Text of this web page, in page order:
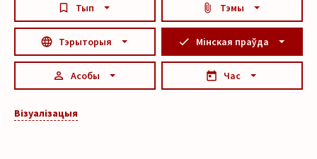
Тып Тэмы
Тэрыторыя Мінская праўда
Асобы Час
Візуалізацыя